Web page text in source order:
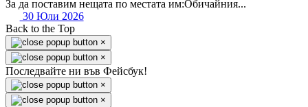
За да поставим нещата по местата им:Обичайния...
30 Юли 2026
Back to the Top
×
×
Последвайте ни във Фейсбук!
×
×